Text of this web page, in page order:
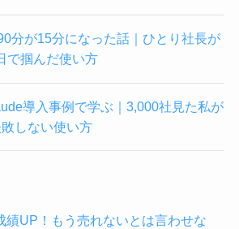
分が15分になった話｜ひとり社長が
で掴んだ使い方
導入事例で学ぶ｜3,000社見た私が
しない使い方
績UP！もう売れないとは言わせな